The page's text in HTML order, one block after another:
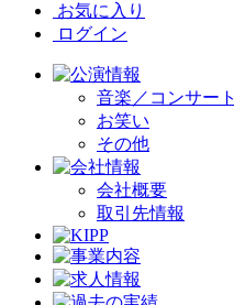
お気に入り
ログイン
音楽／コンサート
お笑い
その他
会社概要
取引先情報